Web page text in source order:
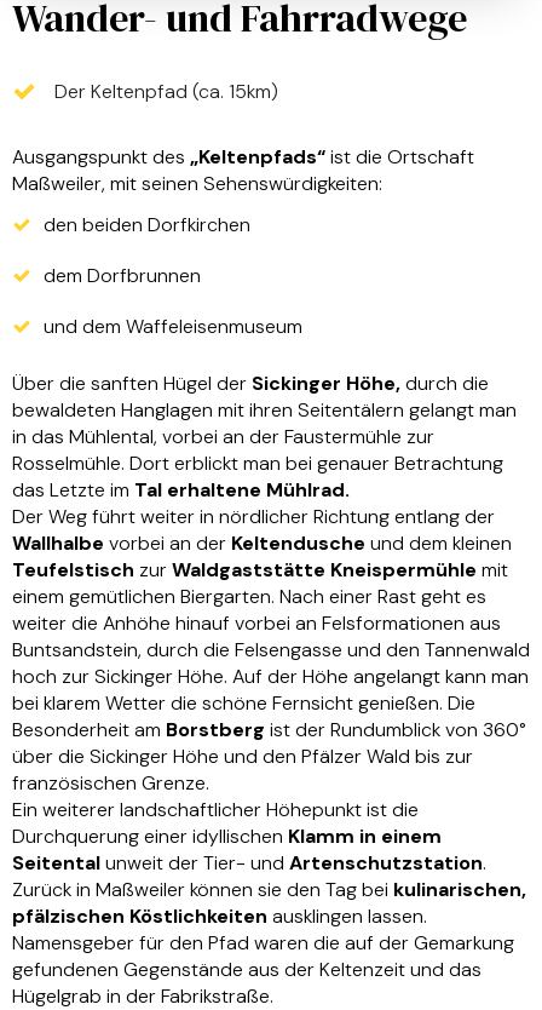
Wander- und Fahrradwege
Der Keltenpfad (ca. 15km)
Ausgangspunkt des „Keltenpfads“ist die Ortschaft
Maßweiler, mit seinen Sehenswürdigkeiten:
den beiden Dorfkirchen
dem Dorfbrunnen
und dem Waffeleisenmuseum
Über die sanften Hügel der Sickinger Höhe,durch die
bewaldeten Hanglagen mit ihren Seitentälern gelangt man
in das Mühlental, vorbei an der Faustermühle zur
Rosselmühle. Dort erblickt man bei genauer Betrachtung
das Letzte im Tal erhaltene Mühlrad.
Der Weg führt weiter in nördlicher Richtung entlang der
Wallhalbe vorbei an der Keltendusche und dem kleinen
Teufelstisch zurWaldgaststätte Kneispermühle mit
einem gemütlichen Biergarten. Nach einer Rast geht es
weiter die Anhöhe hinauf vorbei an Felsformationen aus
Buntsandstein, durch die Felsengasse und den Tannenwald
hoch zur Sickinger Höhe. Auf der Höhe angelangt kann man
bei klarem Wetter die schöne Fernsicht genießen. Die
Besonderheit am Borstberg ist der Rundumblick von 360°
über die Sickinger Höhe und den Pfälzer Wald bis zur
französischen Grenze.
Ein weiterer landschaftlicher Höhepunkt ist die
Durchquerung einer idyllischen Klamm in einem
Seitentalunweit der Tier- und Artenschutzstation.
Zurück in Maßweiler können sie den Tag bei kulinarischen,
pfälzischen Köstlichkeiten ausklingen lassen.
Namensgeber für den Pfad waren die auf der Gemarkung
gefundenen Gegenstände aus der Keltenzeit und das
Hügelgrab in der Fabrikstraße.